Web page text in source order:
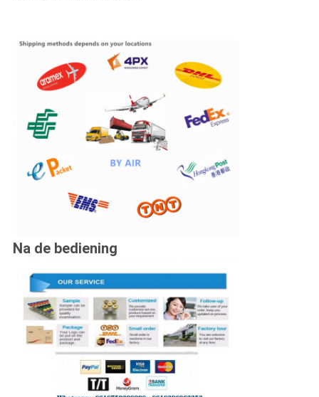
Na de bediening